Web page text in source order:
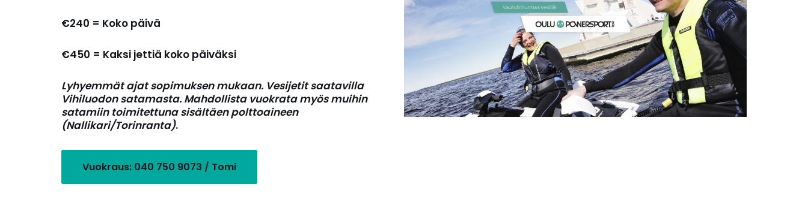
€240 = Koko päivä
€450 = Kaksi jettiä koko päiväksi
Lyhyemmät ajat sopimuksen mukaan. Vesijetit saatavilla
Vihiluodon satamasta. Mahdollista vuokrata myös muihin
satamiin toimitettuna sisältäen polttoaineen
(Nallikari/Torinranta).
Vuokraus: 040 750 9073 / Tomi